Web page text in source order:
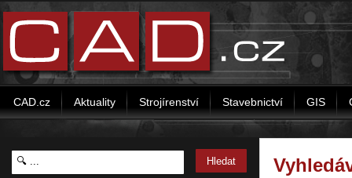
CAD.cz Aktuality Strojírenství Stavebnictví GIS